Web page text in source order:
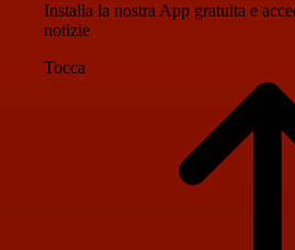
Installa la nostra App gratuita e
notizie
Tocca